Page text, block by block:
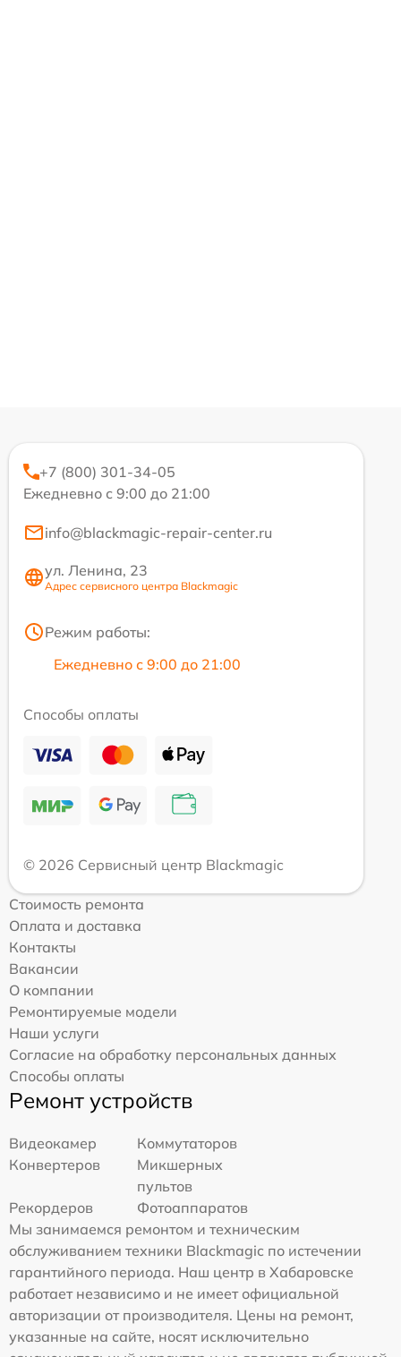
+7 (800) 301-34-05
Ежедневно с 9:00 до 21:00
info@blackmagic-repair-center.ru
ул. Ленина, 23
Адрес сервисного центра Blackmagic
Режим работы:
Ежедневно с 9:00 до 21:00
Способы оплаты
© 2026 Сервисный центр Blackmagic
Стоимость ремонта
Оплата и доставка
Контакты
Вакансии
О компании
Ремонтируемые модели
Наши услуги
Согласие на обработку персональных данных
Способы оплаты
Ремонт устройств
Видеокамер
Коммутаторов
Конвертеров
Микшерных
пультов
Рекордеров
Фотоаппаратов
Мы занимаемся ремонтом и техническим
обслуживанием техники Blackmagic по истечении
гарантийного периода. Наш центр в Хабаровске
работает независимо и не имеет официальной
авторизации от производителя. Цены на ремонт,
указанные на сайте, носят исключительно